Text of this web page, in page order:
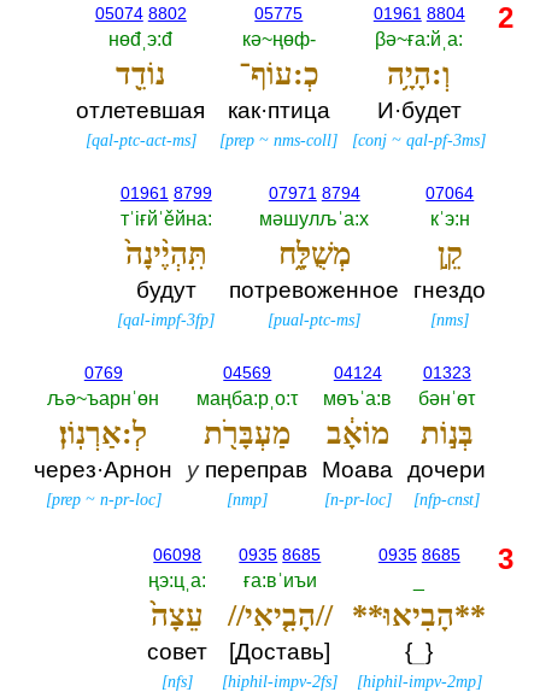
01961 8804
βә~ға:йˌа:‎
וְ:הָיָ֥ה
И·будет
[conj ~qal-pf-3ms]
05775
кә~ңөф-‎
כְ:עוֹף־
как·птица
[prep ~nms-coll]
05074 8802
нөđˌэ:đ
נוֹדֵ֖ד
отлетевшая
[qal-ptc-act-ms]
07064
кˈэ:н
קֵ֣ן
гнездо
[nms]
07971 8794
мәшулљˈа:х
מְשֻׁלָּ֑ח
потревоженное
[pual-ptc-ms]
01961 8799
тˈiғйˈěйна:‎
תִּֽהְיֶ֨ינָה֙
будут
[qal-impf-3fp]
01323
бәнˈөτ
בְּנ֣וֹת
дочери
[nfp-cnst]
04124
мөъˈа:в
מוֹאָ֔ב
Моава
[n-pr-loc]
04569
маңба:рˌо:τ
מַעְבָּרֹ֖ת
упереправ
[nmp]
0769
љә~ъарнˈөн
לְ:אַרְנֽוֹן׃
через·Арнон
[prep~ n-pr-loc]
2
0935 8685
**הָבִיאוּ**
{ _}
[hiphil-impv-2mp]
0935 8685
ға:вˈиъи
//הָבִ֤יאִי//
[Доставь]
[hiphil-impv-2fs]
06098
ңэ:цˌа:‎
עֵצָה֙
совет
[nfs]
3